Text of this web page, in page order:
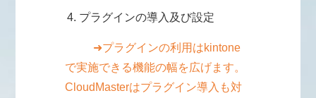
プラグインの導入及び設定
➜プラグインの利用はkintone
で実施できる機能の幅を広げます。
CloudMasterはプラグイン導入も対